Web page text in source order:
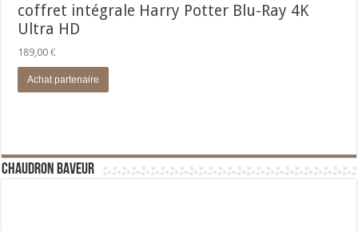
coffret intégrale Harry Potter Blu-Ray 4K
Ultra HD
189,00 €
Achat partenaire
Chaudron Baveur